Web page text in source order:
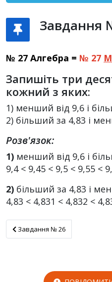
Завдання
№ 27 Алгебра = № 27
Запишіть три
кожний з яких:
1) менший від 9,6 і
2) більший за 4,83 і
Розв'язок:
1) менший від 9,6 і
9,4 < 9,45 < 9,5 < 9,55 <
2) більший за 4,83 і
4,83 < 4,831 < 4,832 <
Завдання № 26
Завдання № 26